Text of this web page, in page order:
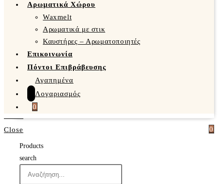
Αρωματικά Χώρου
Waxmelt
Αρωματικά με στικ
Καυστήρες – Αρωματοποιητές
Επικοινωνία
Πόντοι Επιβράβευσης
Αγαπημένα
Λογαριασμός
0
0
Close
Products
search